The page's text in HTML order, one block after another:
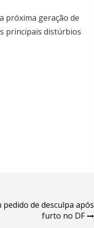
próxima geração de
principais distúrbios
de desculpa após
furto no DF